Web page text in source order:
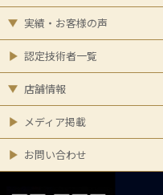
実績・お客様の声
認定技術者一覧
店舗情報
メディア掲載
お問い合わせ